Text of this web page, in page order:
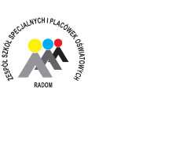
treści